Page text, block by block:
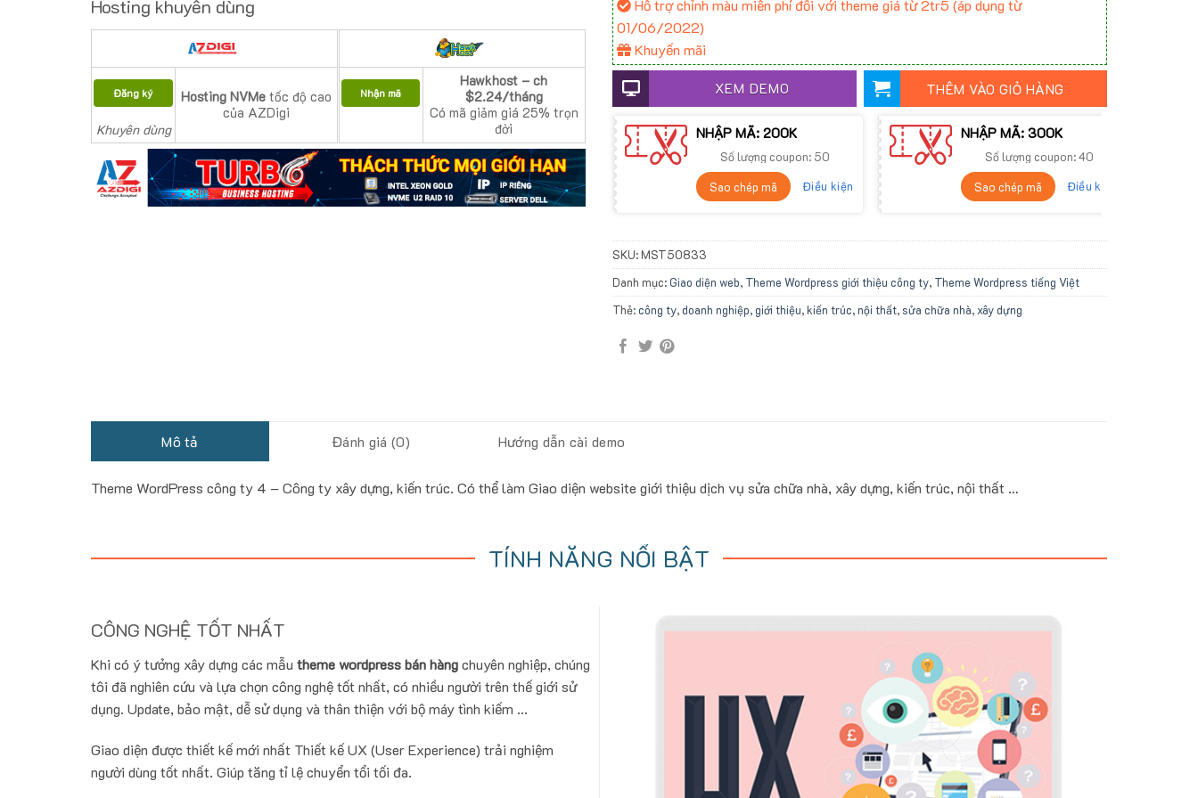
Hosting khuyên dùng
Đăng ký
Khuyên dùng
Hosting NVMe tốc độ cao
của AZDigi
Nhận mã
Hawkhost – ch
$2.24/tháng
Có mã giảm giá 25% trọn
đời
Hỗ trợ chỉnh màu miễn phí đối với theme giá từ 2tr5 (áp dụng từ
01/06/2022)
Khuyến mãi
XEM DEMO THÊM VÀO GIỎ HÀNG
NHẬP MÃ: 200K
Số lượng coupon: 50
Sao chép mã
Điều kiện
NHẬP MÃ: 300K
Số lượng coupon: 40
Sao chép mã
Điều kiện
SKU: MST50833
Danh mục:Giao diện web, Theme Wordpress giới thiệu công ty, Theme Wordpress tiếng Việt
Thẻ:công ty,doanh nghiệp,giới thiệu,kiến trúc,nội thất, sửa chữa nhà, xây dựng
Mô tả Đánh giá (0) Hướng dẫn cài demo
Theme WordPress công ty 4 – Công ty xây dựng, kiến trúc. Có thể làm Giao diện website giới thiệu dịch vụ sửa chữa nhà, xây dựng, kiến trúc, nội thất …
TÍNH NĂNG NỔI BẬT
CÔNG NGHỆ TỐT NHẤT
Khi có ý tưởng xây dựng các mẫu theme wordpress bán hàngchuyên nghiệp, chúng
tôi đã nghiên cứu và lựa chọn công nghệ tốt nhất, có nhiều người trên thế giới sử
dụng. Update, bảo mật, dễ sử dụng và thân thiện với bộ máy tình kiếm ...
Giao diện được thiết kế mới nhất Thiết kế UX (User Experience) trải nghiệm
người dùng tốt nhất. Giúp tăng tỉ lệ chuyển tổi tối đa.